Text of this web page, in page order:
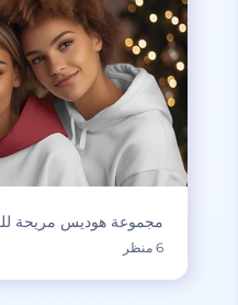
مجموعة هوديس مريحة
6 منظر